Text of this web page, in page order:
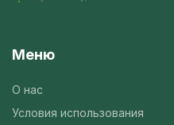
Меню
О нас
Условия использования